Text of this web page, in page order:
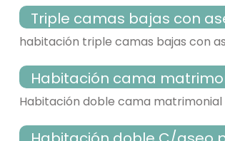
- habitación con aseo.
- cama individual (90x190
TV,
Calefacción,
- habitación con aseo.
WC,
lavabo,
habitación con
- cama individual = 4 (90x190
Calefacción,
Triple camas bajas con
habitación triple camas bajas con
habitación con
Habitación cama matrimonial
Habitación doble cama